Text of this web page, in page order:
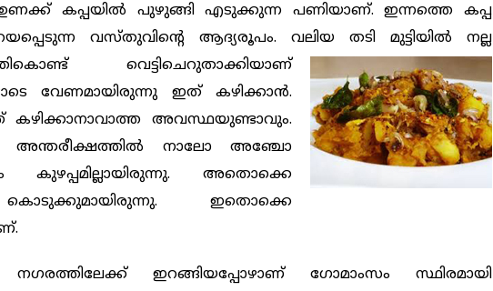
ഉണക്ക് കപ്പയില്‍ പുഴുങ്ങി എടുക്കുന്ന പണിയാണ്. ഇന്നത്തെ കപ്പ
വസ്തുവിന്റെ ആദ്യരൂപം. വലിയ തടി മുട്ടിയില്‍ നല്ല
വെട്ടിചെറുതാക്കിയാണ്
വേണമായിരുന്നു ഇത് കഴിക്കാന്‍.
അവസ്ഥയുണ്ടാവും.
അന്തരീക്ഷത്തില്‍ നാലോ അഞ്ചോ
കുഴപ്പമില്ലായിരുന്നു. അതൊക്കെ
കൊടുക്കുമായിരുന്നു. ഇതൊക്കെ
നഗരത്തിലേക്ക് ഇറങ്ങിയപ്പോഴാണ് ഗോമാംസം സ്ഥിരമായി